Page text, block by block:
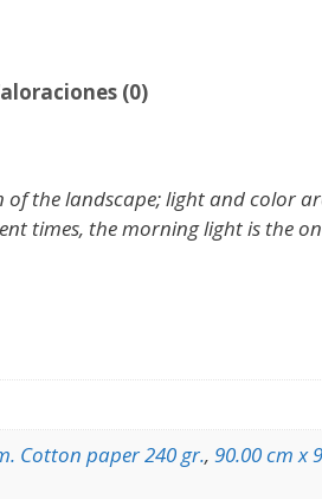
(0)
the landscape; light and color
times, the morning light is the
Cotton paper 240 gr., 90.00 cm x